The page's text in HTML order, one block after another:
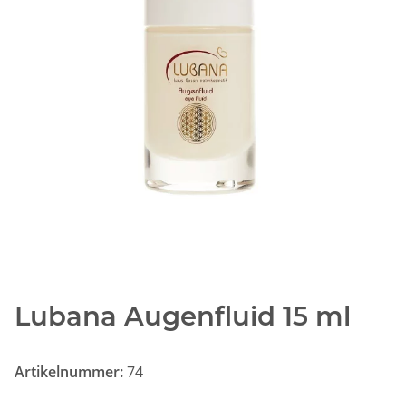
Lubana Augenfluid 15 ml
Artikelnummer:74